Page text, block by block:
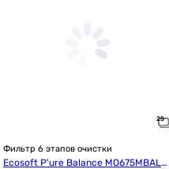
Фильтр 6 этапов очистки
Ecosoft P'ure Balance MO675MBALP